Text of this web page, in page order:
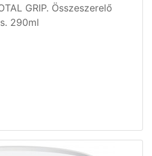
GRIP. Összeszerelő
290ml